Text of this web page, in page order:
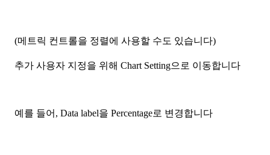
(메트릭 컨트롤을 정렬에 사용할 수도 있습니다)
추가 사용자 지정을 위해 Chart Setting으로 이동합니다
예를 들어, Data label을 Percentage로 변경합니다